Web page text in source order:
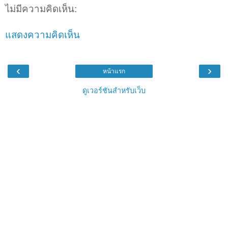
ไม่มีความคิดเห็น:
แสดงความคิดเห็น
‹ ›
หน้าแรก
ดูเวอร์ชันสำหรับเว็บ